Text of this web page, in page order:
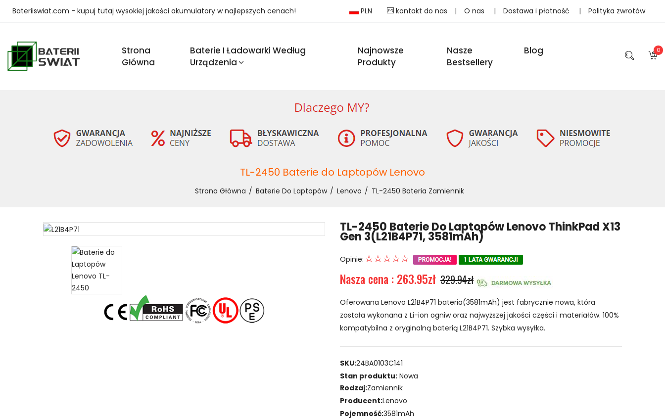
Bateriiswiat.com - kupuj tutaj wysokiej jakości akumulatory w najlepszych cenach! PLN kontakt do nas | O nas | Dostawa i płatność | Polityka zwrotów
Strona
Główna
Baterie I Ładowarki Według
Urządzenia
Najnowsze
Produkty
Nasze
Bestsellery
Blog 0
TL-2450 Baterie do Laptopów Lenovo
Strona Główna Baterie Do Laptopów Lenovo TL-2450 Bateria Zamiennik
TL-2450 Baterie Do Laptopów Lenovo ThinkPad X13
Gen 3(L21B4P71, 3581mAh)
Opinie:
Nasza cena : 263.95zł 329.94zł
Oferowana Lenovo L21B4P71 bateria(3581mAh) jest fabrycznie nowa, która
została wykonana z Li-ion ogniw oraz najwyższej jakości części i materiałów. 100%
kompatybilna z oryginalną baterią L21B4P71. Szybka wysyłka.
SKU:24BA0103C141
Stan produktu: Nowa
Rodzaj:Zamiennik
Producent:Lenovo
Pojemność:3581mAh